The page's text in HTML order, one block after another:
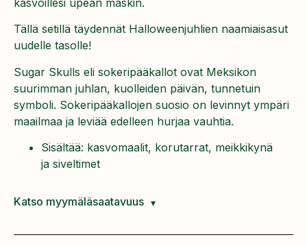
Tällä setillä täydennät Halloweenjuhlien naamiaisasut
uudelle tasolle!
Sugar Skulls eli sokeripääkallot ovat Meksikon
suurimman juhlan, kuolleiden päivän, tunnetuin
symboli. Sokeripääkallojen suosio on levinnyt ympäri
maailmaa ja leviää edelleen hurjaa vauhtia.
Sisältää: kasvomaalit, korutarrat, meikkikynä
ja siveltimet
Katso myymäläsaatavuus